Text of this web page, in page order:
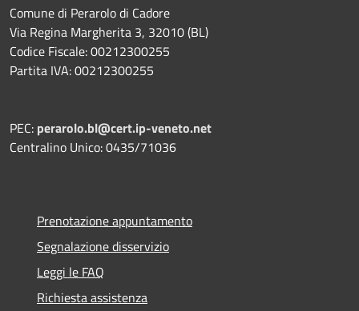
Comune di Perarolo di Cadore
Via Regina Margherita 3, 32010 (BL)
Codice Fiscale: 00212300255
Partita IVA: 00212300255
PEC: perarolo.bl@cert.ip-veneto.net
Centralino Unico: 0435/71036
Prenotazione appuntamento
Segnalazione disservizio
Leggi le FAQ
Richiesta assistenza